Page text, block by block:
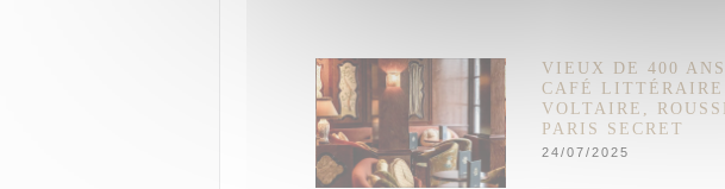
VIEUX DE 400
CAFÉ
VOLTAIRE,
PARIS SECRET
24/07/2025